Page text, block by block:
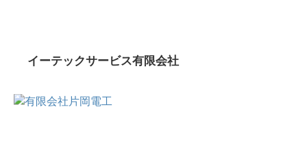
イーテックサービス有限会社